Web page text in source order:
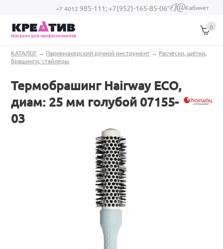
Перейти к основному содержанию
+7 4012 985-111;+7(952)-165-85-06
(link sends e-
Кабинет
Магазин для профессионалов
0
Вы здесь
КАТАЛОГ → Парикмахерский ручной инструмент → Расчёски, щётки,
брашинги, стайлеры
Термобрашинг Hairway ECO,
диам: 25 мм голубой 07155-
03